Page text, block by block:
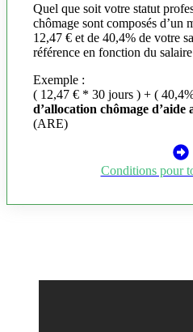
Quel que soit votre statut
chômage sont composés d’un
12,47 € et de 40,4% de votre
référence en fonction du
Exemple :
( 12,47 € * 30 jours ) + (
d’allocation chômage
(ARE)
Conditions pour